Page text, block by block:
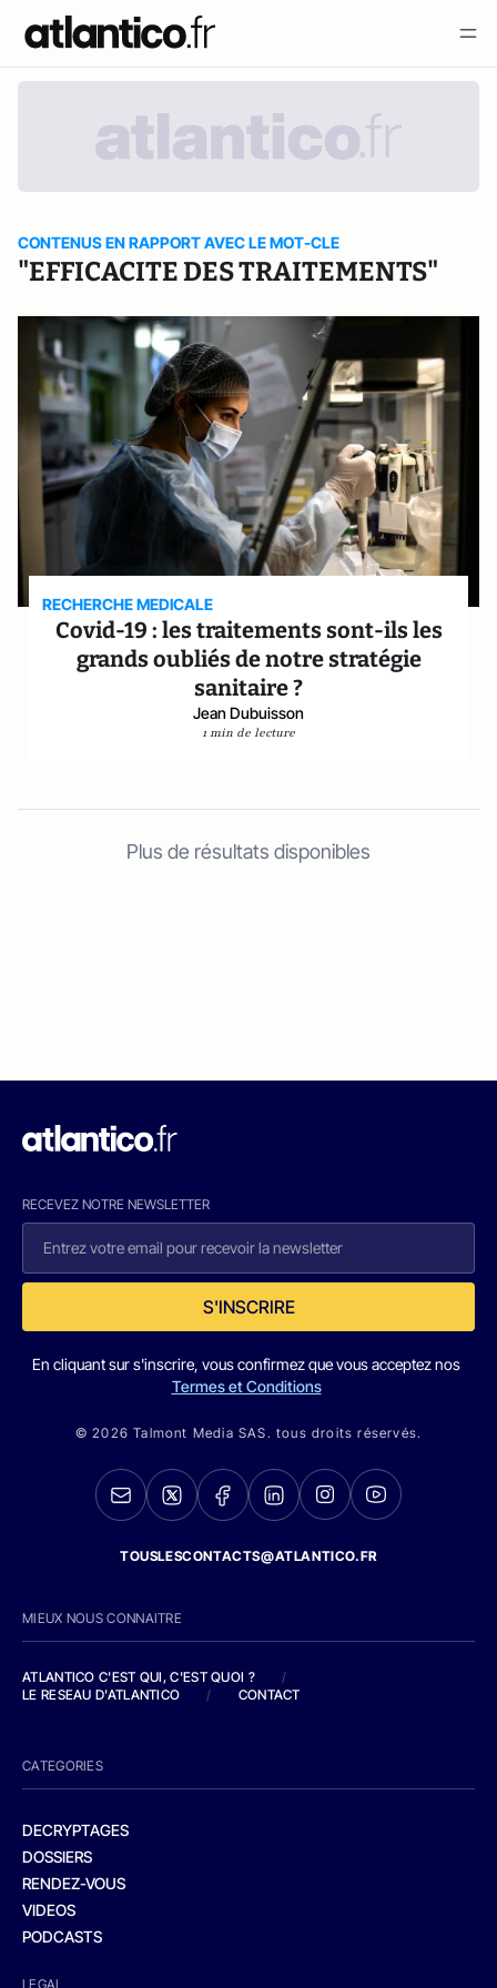
CONTENUS EN RAPPORT AVEC LE MOT-CLE
"EFFICACITE DES TRAITEMENTS"
RECHERCHE MEDICALE
Covid-19 : les traitements sont-ils les
grands oubliés de notre stratégie
sanitaire ?
Jean Dubuisson
1 min de lecture
Plus de résultats disponibles
RECEVEZ NOTRE NEWSLETTER
S'INSCRIRE
En cliquant sur s'inscrire, vous confirmez que vous acceptez nos
Termes et Conditions
© 2026 Talmont Media SAS. tous droits réservés.
TOUSLESCONTACTS@ATLANTICO.FR
MIEUX NOUS CONNAITRE
ATLANTICO C'EST QUI, C'EST QUOI ?
/
LE RESEAU D'ATLANTICO
/ CONTACT
CATEGORIES
DECRYPTAGES
DOSSIERS
RENDEZ-VOUS
VIDEOS
PODCASTS
LEGAL